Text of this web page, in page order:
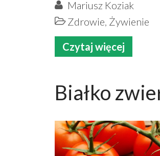
Mariusz Koziak
Zdrowie Żywienie
Czytaj więcej
Białko